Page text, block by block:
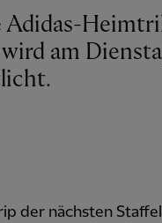
Adidas-
am
der nächsten